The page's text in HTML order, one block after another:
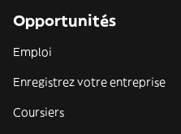
Opportunités
Emploi
Enregistrez votre entreprise
Coursiers